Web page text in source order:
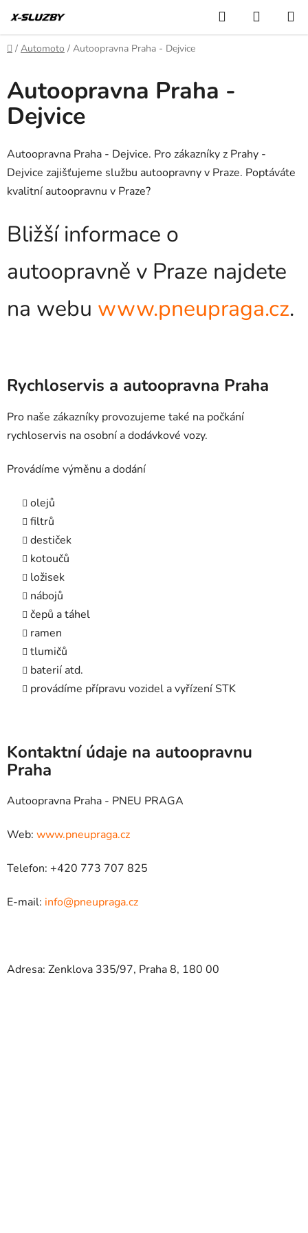
na
obsah
Hledat
KOŠÍK
Domů
/ Automoto / Autoopravna Praha - Dejvice
Autoopravna Praha -
Dejvice
Autoopravna Praha - Dejvice. Pro zákazníky z Prahy -
Dejvice zajišťujeme službu autoopravny v Praze. Poptáváte
kvalitní autoopravnu v Praze?
Bližší informace o
autoopravně v Praze najdete
na webu www.pneupraga.cz.
Rychloservis a autoopravna Praha
Pro naše zákazníky provozujeme také na počkání
rychloservis na osobní a dodávkové vozy.
Provádíme výměnu a dodání
olejů
filtrů
destiček
kotoučů
ložisek
nábojů
čepů a táhel
ramen
tlumičů
baterií atd.
provádíme přípravu vozidel a vyřízení STK
Kontaktní údaje na autoopravnu
Praha
Autoopravna Praha - PNEU PRAGA
Web: www.pneupraga.cz
Telefon: +420 773 707 825
E-mail: info@pneupraga.cz
Adresa: Zenklova 335/97, Praha 8, 180 00